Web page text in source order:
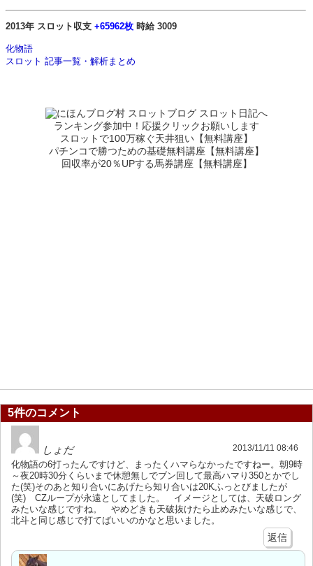
2013年 スロット収支 +65962枚 時給 3009
化物語
スロット 記事一覧・解析まとめ
ランキング参加中！応援クリックお願いします
スロットで100万稼ぐ天井狙い【無料講座】
パチンコで勝つための基礎無料講座【無料講座】
回収率が20％UPする馬券講座【無料講座】
5件のコメント
しょだ 2013/11/11 08:46
化物語の6打ったんですけど、まったくハマらなかったですねー。朝9時
～夜20時30分くらいまで休憩無しでブン回して最高ハマり350とかでし
た(笑)そのあと知り合いにあげたら知り合いは20Kふっとびましたが
(笑) CZループが永遠としてました。 イメージとしては、天破ロング
みたいな感じですね。 やめどきも天破抜けたら止めみたいな感じで、
北斗と同じ感じで打てばいいのかなと思いました。
返信